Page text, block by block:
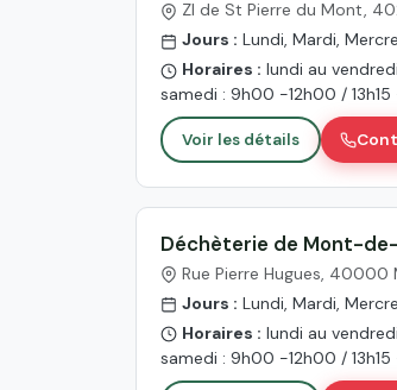
ZI de St Pierre du Mont,
Jours : Lundi, Mardi,
Horaires : lundi au
samedi : 9h00 -12h00 /
Voir les détails
Déchèterie de Mont-
Rue Pierre Hugues, 40000
Jours : Lundi, Mardi,
Horaires : lundi au
samedi : 9h00 -12h00 /